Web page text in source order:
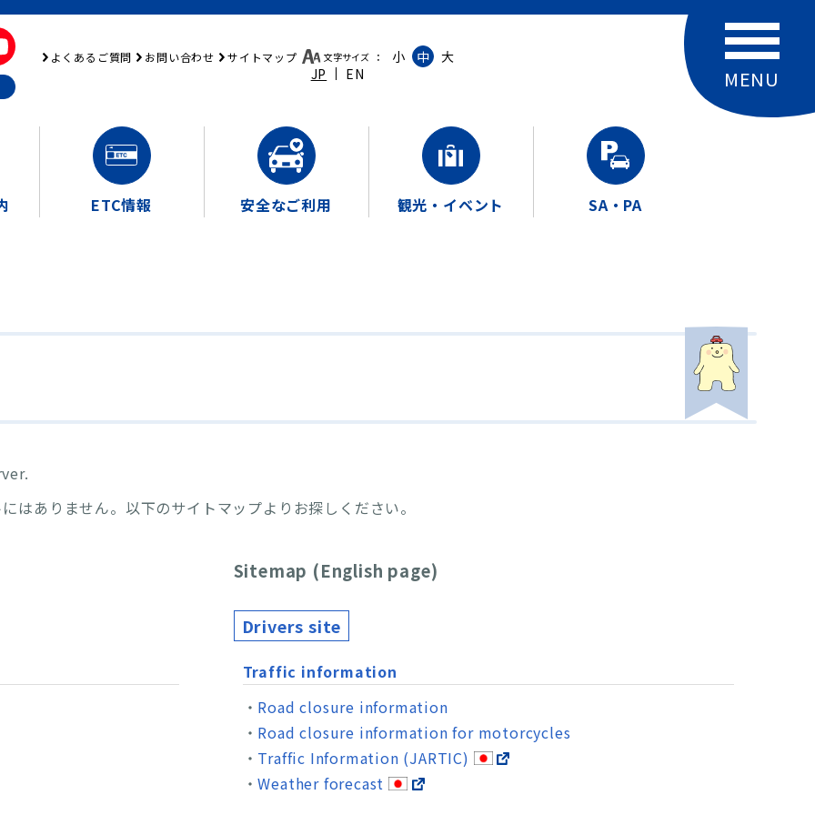
よくあるご質問 お問い合わせ サイトマップ 文字サイズ ： 小 中
大
JP
EN
ETC情報 安全なご利用 観光・イベント SA・PA
はありません。以下のサイトマップよりお探しください。
Sitemap (English page)
Drivers site
Traffic information
Road closure information
Road closure information for motorcycles
Traffic Information (JARTIC)
Weather forecast